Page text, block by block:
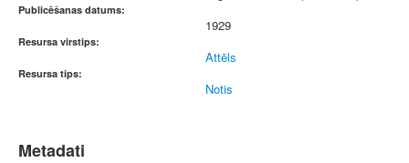
Publicēšanas datums:
1929
Resursa virstips:
Attēls
Resursa tips:
Notis
Metadati